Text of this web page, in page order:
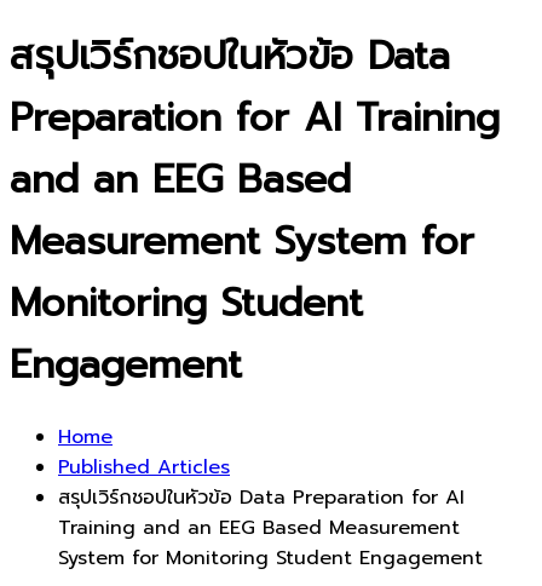
สรุปเวิร์กชอปในหัวข้อ Data
Preparation for AI Training
and an EEG Based
Measurement System for
Monitoring Student
Engagement
Home
Published Articles
สรุปเวิร์กชอปในหัวข้อ Data Preparation for AI
Training and an EEG Based Measurement
System for Monitoring Student Engagement